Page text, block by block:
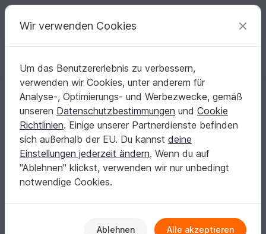
Deine kreativen Ideen
Deutsch | € (EUR) einloggen Kostenlos registrieren
Startseite Häkeln Damen Pullover & Poncho
ÜBERWURF MASCHENHIT
ÜBERWURF MASCHENHIT
Wir verwenden Cookies
Um das Benutzererlebnis zu verbessern,
verwenden wir Cookies, unter anderem für
Analyse-, Optimierungs- und Werbezwecke, gemäß
unseren Datenschutzbestimmungen und Cookie
Richtlinien. Einige unserer Partnerdienste befinden
sich außerhalb der EU. Du kannst deine
Einstellungen jederzeit ändern. Wenn du auf
"Ablehnen" klickst, verwenden wir nur unbedingt
notwendige Cookies.
Ablehnen Alle akzeptieren